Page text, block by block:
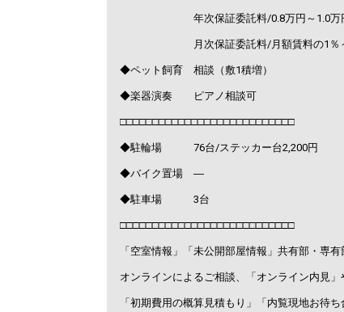
年次保証委託料/0.8万円～1.0万円
月次保証委託料/月額賃料の1％
◆ペット飼育 相談（敷1積増）
◆楽器演奏 ピアノ相談可
□□□□□□□□□□□□□□□□□□□□□□□□□□□
◆駐輪場 76台/ステッカー台2,200円
◆バイク置場 ―
◆駐車場 3台
□□□□□□□□□□□□□□□□□□□□□□□□□□□
「空室情報」「未公開部屋情報」共有部・専
オンラインによるご相談、「オンライン内見」
「初期費用の概算見積もり」「内覧現地お待